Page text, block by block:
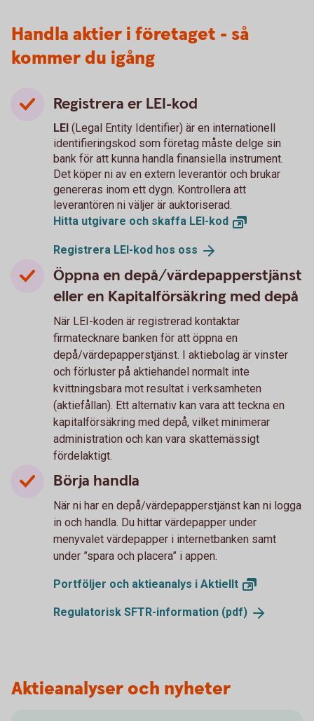
Handla aktier i företaget - så
kommer du igång
Registrera er LEI-kod
LEI (Legal Entity Identifier) är en internationell
identifieringskod som företag måste delge sin
bank för att kunna handla finansiella instrument.
Det köper ni av en extern leverantör och brukar
genereras inom ett dygn. Kontrollera att
leverantören ni väljer är auktoriserad.
Hitta utgivare och skaffa LEI-kod
Registrera LEI-kod hos oss
Öppna en depå/värdepapperstjänst
eller en Kapitalförsäkring med depå
När LEI-koden är registrerad kontaktar
firmatecknare banken för att öppna en
depå/värdepapperstjänst. I aktiebolag är vinster
och förluster på aktiehandel normalt inte
kvittningsbara mot resultat i verksamheten
(aktiefållan). Ett alternativ kan vara att teckna en
kapitalförsäkring med depå, vilket minimerar
administration och kan vara skattemässigt
fördelaktigt.
Börja handla
När ni har en depå/värdepapperstjänst kan ni logga
in och handla. Du hittar värdepapper under
menyvalet värdepapper i internetbanken samt
under ”spara och placera” i appen.
Portföljer och aktieanalys i Aktiellt
Regulatorisk SFTR-information (pdf)
Aktieanalyser och nyheter